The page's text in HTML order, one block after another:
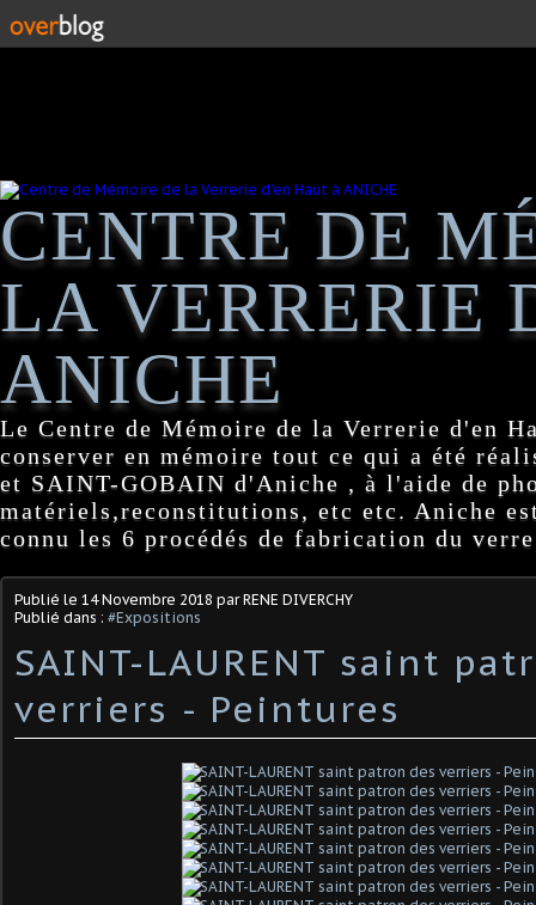
CENTRE DE
LA VERRERIE
ANICHE
Le Centre de Mémoire de la Verrerie d'en
conserver en mémoire tout ce qui a été
et SAINT-GOBAIN d'Aniche , à l'aide de
matériels,reconstitutions, etc etc. Aniche
connu les 6 procédés de fabrication du
Publié le 14 Novembre 2018 par RENE DIVERCHY
Publié dans : #Expositions
SAINT-LAURENT saint
verriers - Peintures